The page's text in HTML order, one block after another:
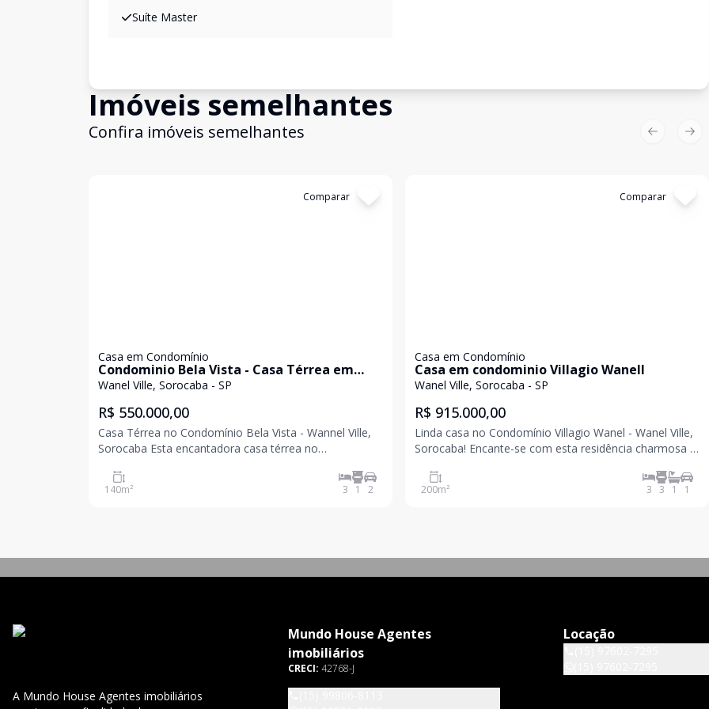
Suíte Master
Imóveis semelhantes
Confira imóveis semelhantes
Comparar
Casa em Condomínio
Condominio Bela Vista - Casa Térrea em
Condomínio com 3 dormitórios sendo 1
Wanel Ville, Sorocaba - SP
R$ 550.000,00
Casa Térrea no Condomínio Bela Vista - Wannel Ville,
Sorocaba Esta encantadora casa térrea no
Sorocaba, oferece o conforto e a praticidade que você
procura. Com 3 dormitórios, sendo 1 suíte, esta residê
140m² 3 1 2
Comparar
Casa em Condomínio
Casa em condominio Villagio Wanell
Wanel Ville, Sorocaba - SP
R$ 915.000,00
Linda casa no Condomínio Villagio Wanel - Wanel Ville,
Sorocaba! Encante-se com esta residência charmosa e
segurança e qualidade de vida. Com 200 m² de área
total e 135,9 m² de área construída, o imóve
200m² 3 3 1 1
Previous
A Mundo House Agentes imobiliários
Mundo House Agentes
imobiliários
CRECI: 42768-J
Locação